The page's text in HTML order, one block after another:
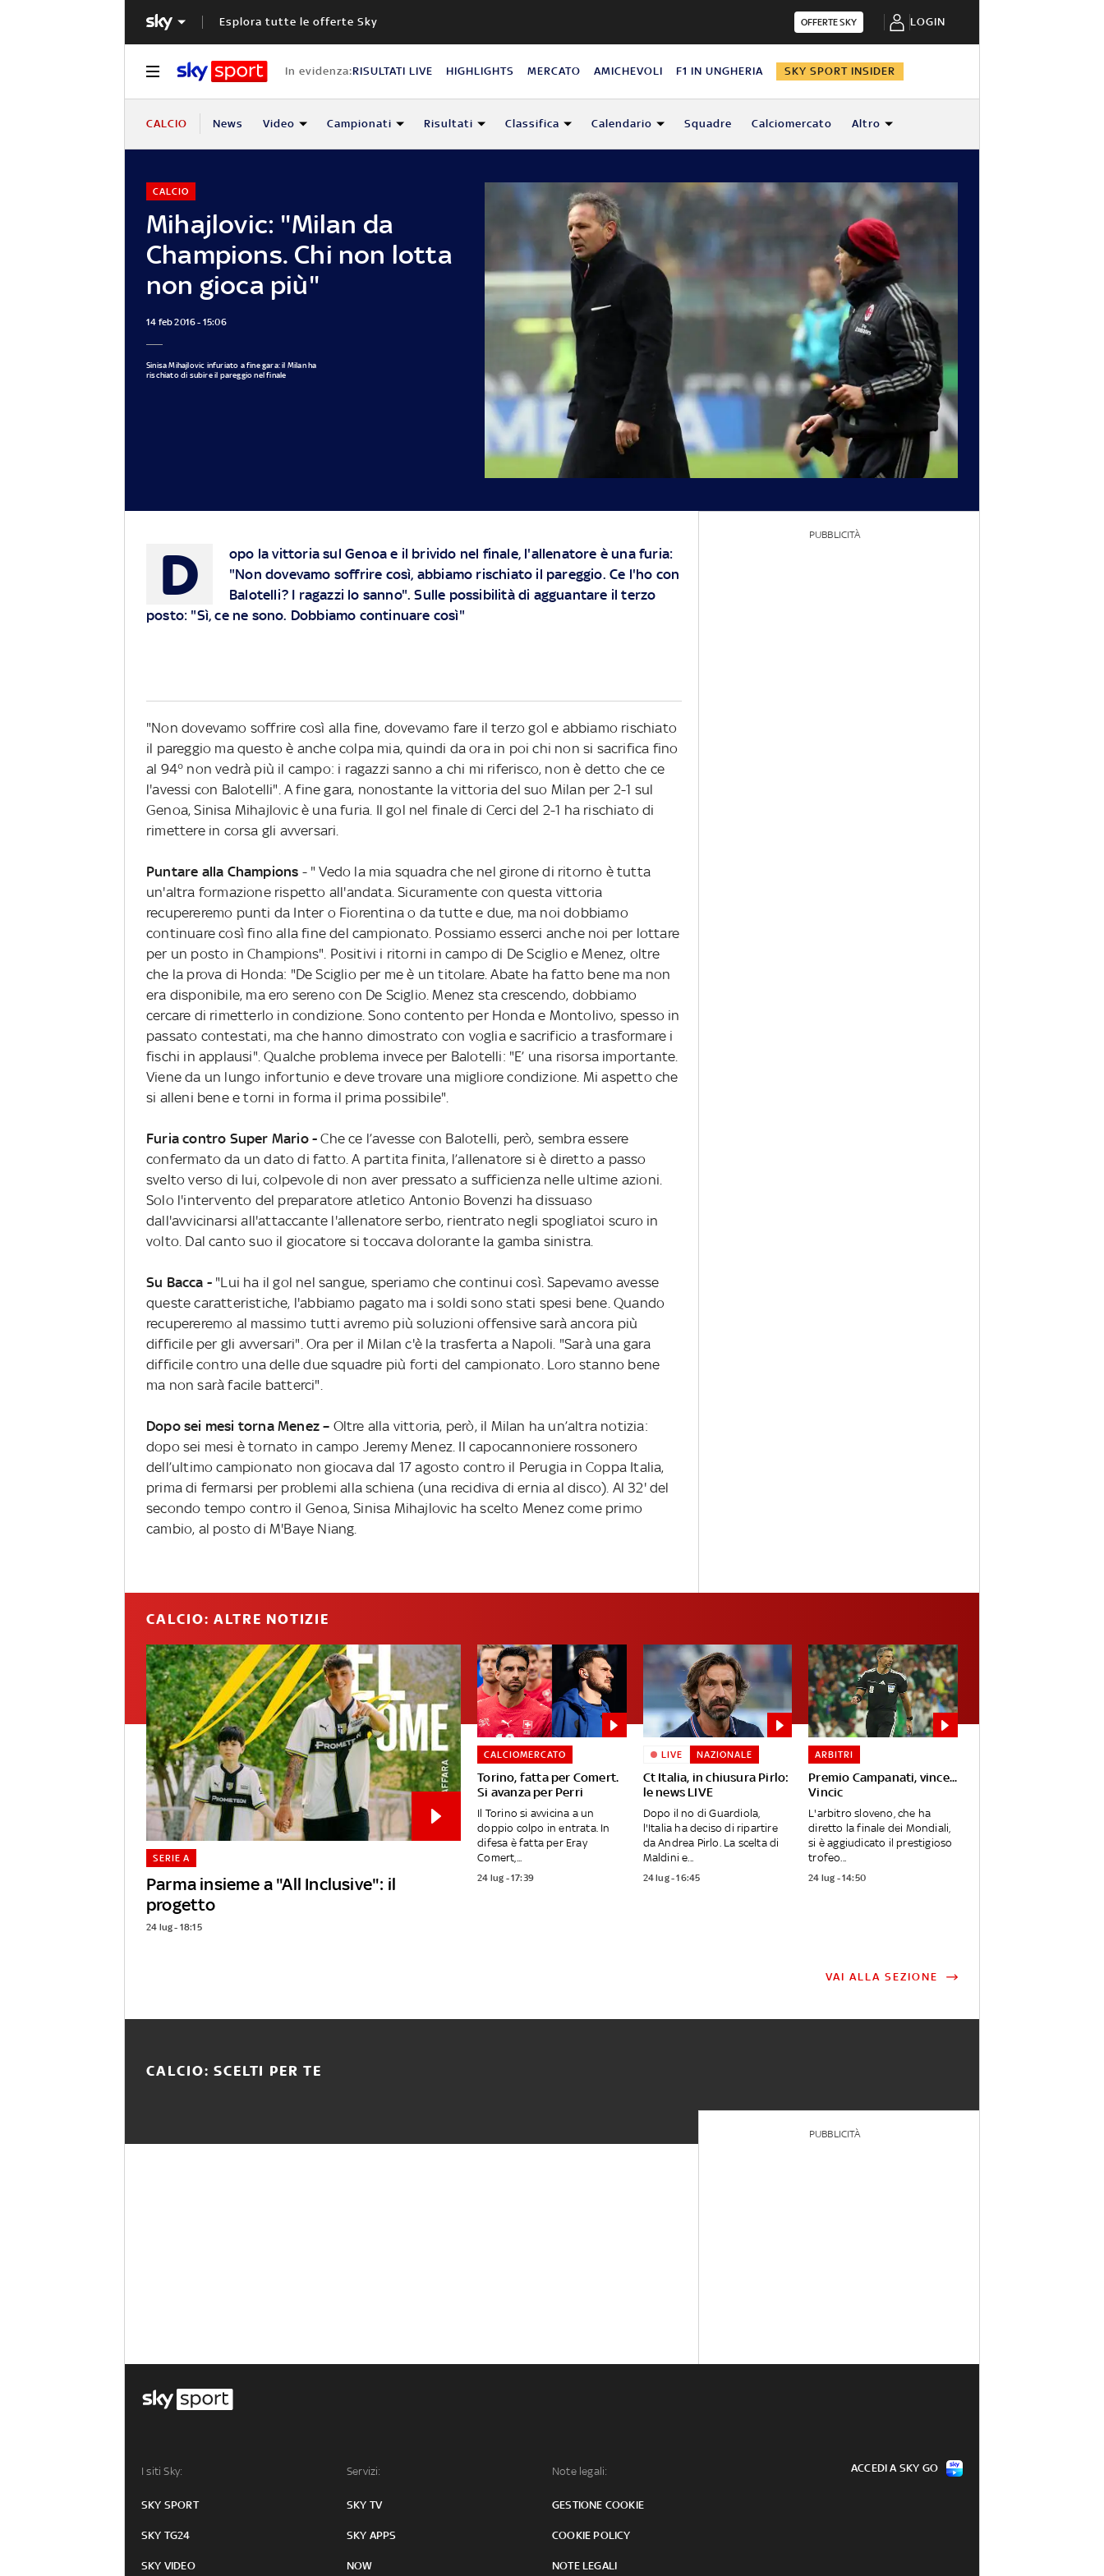
Esplora tutte le offerte Sky OFFERTE SKY LOGIN
In evidenza:RISULTATI LIVE HIGHLIGHTS MERCATO AMICHEVOLI F1 IN UNGHERIA SKY SPORT INSIDER
CALCIO News Video Campionati Risultati Classifica Calendario Squadre Calciomercato Altro
Mihajlovic: "Milan da
Champions. Chi non lotta
non gioca più"
CALCIO
14 feb 2016 - 15:06
Sinisa Mihajlovic infuriato a fine gara: il Milan ha
rischiato di subire il pareggio nel finale
D
opo la vittoria sul Genoa e il brivido nel finale, l'allenatore è una furia:
"Non dovevamo soffrire così, abbiamo rischiato il pareggio. Ce l'ho con
Balotelli? I ragazzi lo sanno". Sulle possibilità di agguantare il terzo
posto: "Sì, ce ne sono. Dobbiamo continuare così"
"Non dovevamo soffrire così alla fine, dovevamo fare il terzo gol e abbiamo rischiato
il pareggio ma questo è anche colpa mia, quindi da ora in poi chi non si sacrifica fino
al 94° non vedrà più il campo: i ragazzi sanno a chi mi riferisco, non è detto che ce
l'avessi con Balotelli". A fine gara, nonostante la vittoria del suo Milan per 2-1 sul
Genoa, Sinisa Mihajlovic è una furia. Il gol nel finale di Cerci del 2-1 ha rischiato di
rimettere in corsa gli avversari.
Puntare alla Champions - " Vedo la mia squadra che nel girone di ritorno è tutta
un'altra formazione rispetto all'andata. Sicuramente con questa vittoria
recupereremo punti da Inter o Fiorentina o da tutte e due, ma noi dobbiamo
continuare così fino alla fine del campionato. Possiamo esserci anche noi per lottare
per un posto in Champions". Positivi i ritorni in campo di De Sciglio e Menez, oltre
che la prova di Honda: "De Sciglio per me è un titolare. Abate ha fatto bene ma non
era disponibile, ma ero sereno con De Sciglio. Menez sta crescendo, dobbiamo
cercare di rimetterlo in condizione. Sono contento per Honda e Montolivo, spesso in
passato contestati, ma che hanno dimostrato con voglia e sacrificio a trasformare i
fischi in applausi". Qualche problema invece per Balotelli: "E’ una risorsa importante.
Viene da un lungo infortunio e deve trovare una migliore condizione. Mi aspetto che
si alleni bene e torni in forma il prima possibile".
Furia contro Super Mario - Che ce l’avesse con Balotelli, però, sembra essere
confermato da un dato di fatto. A partita finita, l’allenatore si è diretto a passo
svelto verso di lui, colpevole di non aver pressato a sufficienza nelle ultime azioni.
Solo l'intervento del preparatore atletico Antonio Bovenzi ha dissuaso
dall'avvicinarsi all'attaccante l'allenatore serbo, rientrato negli spogliatoi scuro in
volto. Dal canto suo il giocatore si toccava dolorante la gamba sinistra.
Su Bacca -"Lui ha il gol nel sangue, speriamo che continui così. Sapevamo avesse
queste caratteristiche, l'abbiamo pagato ma i soldi sono stati spesi bene. Quando
recupereremo al massimo tutti avremo più soluzioni offensive sarà ancora più
difficile per gli avversari". Ora per il Milan c'è la trasferta a Napoli. "Sarà una gara
difficile contro una delle due squadre più forti del campionato. Loro stanno bene
ma non sarà facile batterci".
Dopo sei mesi torna Menez – Oltre alla vittoria, però, il Milan ha un’altra notizia:
dopo sei mesi è tornato in campo Jeremy Menez. Il capocannoniere rossonero
dell’ultimo campionato non giocava dal 17 agosto contro il Perugia in Coppa Italia,
prima di fermarsi per problemi alla schiena (una recidiva di ernia al disco). Al 32' del
secondo tempo contro il Genoa, Sinisa Mihajlovic ha scelto Menez come primo
cambio, al posto di M'Baye Niang.
PUBBLICITÀ
CALCIO: ALTRE NOTIZIE
Parma insieme a "All Inclusive": il
progetto
SERIE A
24 lug - 18:15
Torino, fatta per Comert.
Si avanza per Perri
CALCIOMERCATO
Il Torino si avvicina a un
doppio colpo in entrata. In
difesa è fatta per Eray
Comert,...
24 lug - 17:39
Ct Italia, in chiusura Pirlo:
le news LIVE
LIVE NAZIONALE
Dopo il no di Guardiola,
l'Italia ha deciso di ripartire
da Andrea Pirlo. La scelta di
Maldini e...
24 lug - 16:45
Premio Campanati, vince...
Vincic
ARBITRI
L'arbitro sloveno, che ha
diretto la finale dei Mondiali,
si è aggiudicato il prestigioso
trofeo...
24 lug - 14:50
VAI ALLA SEZIONE
CALCIO: SCELTI PER TE
PUBBLICITÀ
I siti Sky:
SKY SPORT
SKY TG24
SKY VIDEO
Servizi:
SKY TV
SKY APPS
NOW
Note legali:
GESTIONE COOKIE
COOKIE POLICY
NOTE LEGALI
ACCEDI A SKY GO